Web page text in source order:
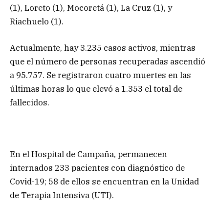
(1), Loreto (1), Mocoretá (1), La Cruz (1), y
Riachuelo (1).
Actualmente, hay 3.235 casos activos, mientras
que el número de personas recuperadas ascendió
a 95.757. Se registraron cuatro muertes en las
últimas horas lo que elevó a 1.353 el total de
fallecidos.
En el Hospital de Campaña, permanecen
internados 233 pacientes con diagnóstico de
Covid-19; 58 de ellos se encuentran en la Unidad
de Terapia Intensiva (UTI).